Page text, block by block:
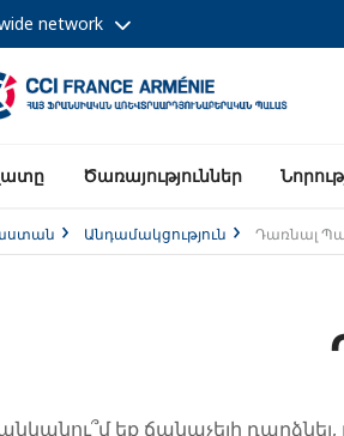
network
Ծառայություններ
Անդամակցություն Դառնալ
եք ճանաչելի